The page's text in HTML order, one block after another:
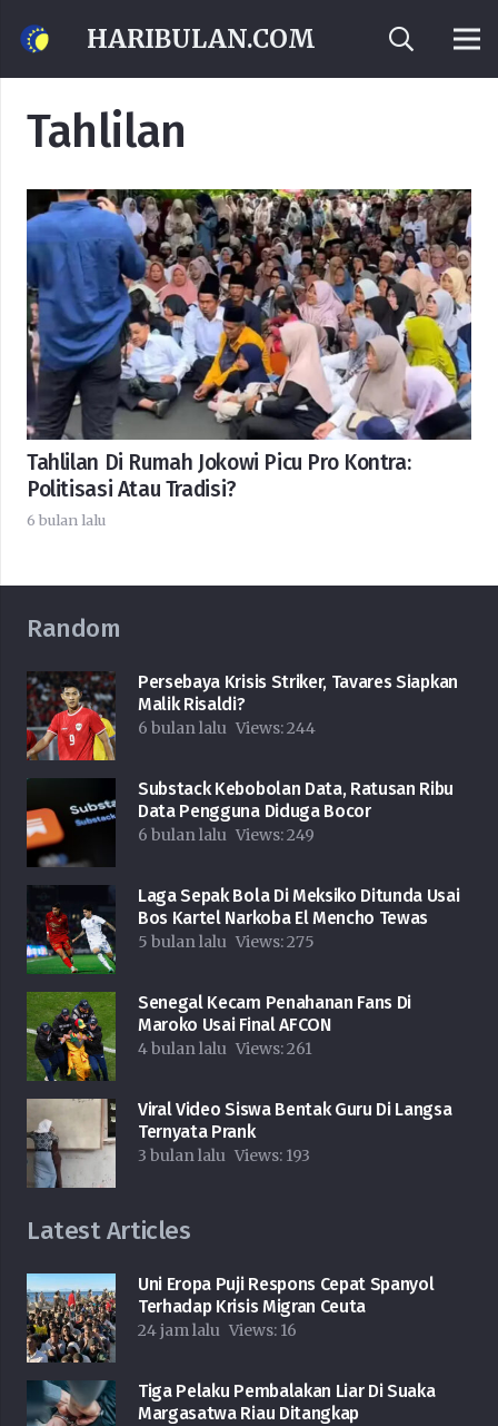
HARIBULAN.COM
Tahlilan
Tahlilan Di Rumah Jokowi Picu Pro Kontra:
Politisasi Atau Tradisi?
6 bulan lalu
Random
Persebaya Krisis Striker, Tavares Siapkan
Malik Risaldi?
6 bulan lalu Views:244
Substack Kebobolan Data, Ratusan Ribu
Data Pengguna Diduga Bocor
6 bulan lalu Views:249
Laga Sepak Bola Di Meksiko Ditunda Usai
Bos Kartel Narkoba El Mencho Tewas
5 bulan lalu Views:275
Senegal Kecam Penahanan Fans Di
Maroko Usai Final AFCON
4 bulan lalu Views:261
Viral Video Siswa Bentak Guru Di Langsa
Ternyata Prank
3 bulan lalu Views: 193
Latest Articles
Uni Eropa Puji Respons Cepat Spanyol
Terhadap Krisis Migran Ceuta
24 jam lalu Views: 16
Tiga Pelaku Pembalakan Liar Di Suaka
Margasatwa Riau Ditangkap